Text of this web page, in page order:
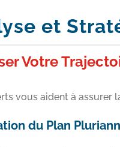
et
Votre
vous aident à assurer
du Plan